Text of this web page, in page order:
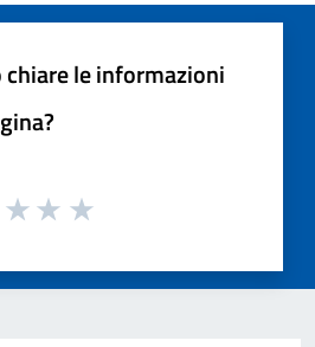
chiare le informazioni